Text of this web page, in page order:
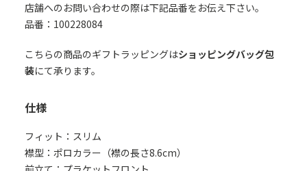
店舗へのお問い合わせの際は下記品番をお伝え下さい。
品番：100228084
こちらの商品のギフトラッピングはショッピングバッグ包
装にて承ります。
仕様
フィット：スリム
襟型：ポロカラー（襟の長さ8.6cm）